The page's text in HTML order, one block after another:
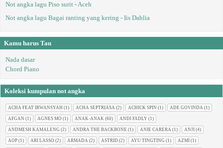
Not angka lagu Piso surit - Aceh
Not angka lagu Bagai ranting yang kering - Iis Dahlia
Kamu harus Tau
Nada dasar
Chord Piano
Koleksi kumpulan not angka
ACHA FEAT IRWANSYAH (1) ACHA SEPTRIASA (2) ACHICK SPIN (1) ADE GOVINDA (1)
AFGAN (1) AGNES MO (1) ANAK-ANAK (60) ANDI FADLY (1)
ANDMESH KAMALENG (2) ANDRA THE BACKBONE (1) ANIE CARERA (1) ANJI (4)
AOP (1) ARI LASSO (2) ARMADA (2) ASTRID (2) AYU TINGTING (1) AZMI (1)